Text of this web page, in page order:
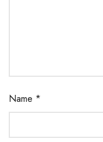
Name *